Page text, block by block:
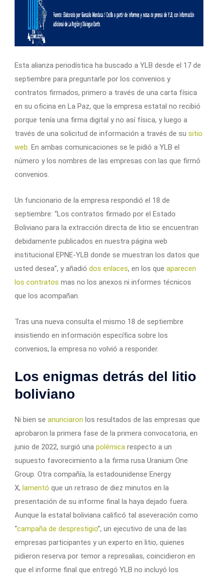
Esta alianza periodística ha buscado a YLB desde el 17 de
septiembre para preguntarle por los convenios y
contratos firmados, primero a través de una carta física
en su oficina en La Paz, que la empresa estatal no recibió
porque tenía una firma digital y no así física, y luego a
través de una solicitud de información a través de su sitio
web. En ambas comunicaciones se le pidió a YLB el
número y los nombres de las empresas con las que firmó
convenios.
Un funcionario de la empresa respondió el 18 de
septiembre: “Los contratos firmado por el Estado
Boliviano para la extracción directa de litio se encuentran
debidamente publicados en nuestra página web
institucional EPNE-YLB donde se muestran los datos que
usted desea”, y añadió dos enlaces, en los que aparecen
los contratos mas no los anexos ni informes técnicos
que los acompañan.
Tras una nueva consulta el mismo 18 de septiembre
insistiendo en información específica sobre los
convenios, la empresa no volvió a responder.
Los enigmas detrás del litio
boliviano
Ni bien se anunciaron los resultados de las empresas que
aprobaron la primera fase de la primera convocatoria, en
junio de 2022, surgió una polémica respecto a un
supuesto favorecimiento a la firma rusa Uranium One
Group. Otra compañía, la estadounidense Energy
X, lamentó que un retraso de diez minutos en la
presentación de su informe final la haya dejado fuera.
Aunque la estatal boliviana calificó tal aseveración como
“campaña de desprestigio”, un ejecutivo de una de las
empresas participantes y un experto en litio, quienes
pidieron reserva por temor a represalias, coincidieron en
que el informe final que entregó YLB no incluyó los